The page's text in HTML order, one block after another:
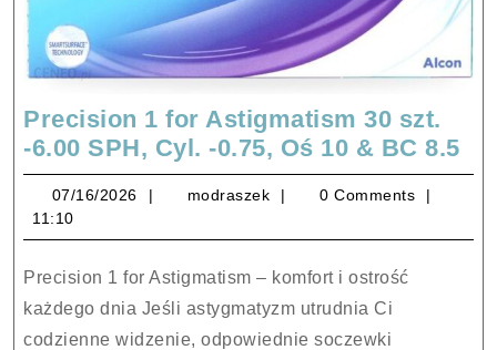
Precision 1 for Astigmatism 30 szt.
-6.00 SPH, Cyl. -0.75, Oś 10 & BC 8.5
1
07/16/2026 07/16/2026
modraszek modraszek
0 Comments
11:10
Precision 1 for Astigmatism – komfort i ostrość
każdego dnia Jeśli astygmatyzm utrudnia Ci
codzienne widzenie, odpowiednie soczewki